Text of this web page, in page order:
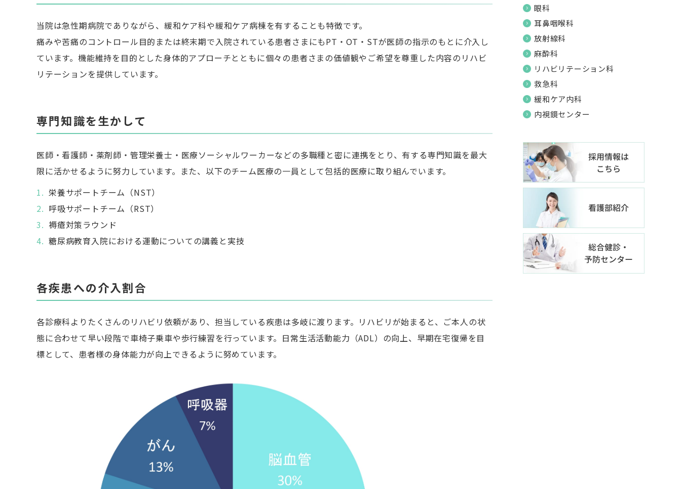
当院は急性期病院でありながら、緩和ケア科や緩和ケア病棟を有することも特徴です。
痛みや苦痛のコントロール目的または終末期で入院されている患者さまにもPT・OT・STが医師の指示のもとに介入し
ています。機能維持を目的とした身体的アプローチとともに個々の患者さまの価値観やご希望を尊重した内容のリハビ
リテーションを提供しています。
専門知識を生かして
医師・看護師・薬剤師・管理栄養士・医療ソーシャルワーカーなどの多職種と密に連携をとり、有する専門知識を最大
限に活かせるように努力しています。また、以下のチーム医療の一員として包括的医療に取り組んでいます。
栄養サポートチーム（NST）
呼吸サポートチーム（RST）
褥瘡対策ラウンド
糖尿病教育入院における運動についての講義と実技
各疾患への介入割合
各診療科よりたくさんのリハビリ依頼があり、担当している疾患は多岐に渡ります。リハビリが始まると、ご本人の状
態に合わせて早い段階で車椅子乗車や歩行練習を行っています。日常生活活動能力（ADL）の向上、早期在宅復帰を目
標として、患者様の身体能力が向上できるように努めています。
眼科
耳鼻咽喉科
放射線科
麻酔科
リハビリテーション科
救急科
緩和ケア内科
内視鏡センター